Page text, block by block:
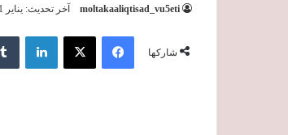
moltakaaliqtisad_vu5eti آخر تحديث: يناير 11, 2021
شاركها
فيسبوك ‫X لينكدإن